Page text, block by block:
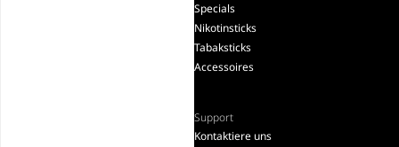
Specials
Nikotinsticks
Tabaksticks
Accessoires
Support
Kontaktiere uns